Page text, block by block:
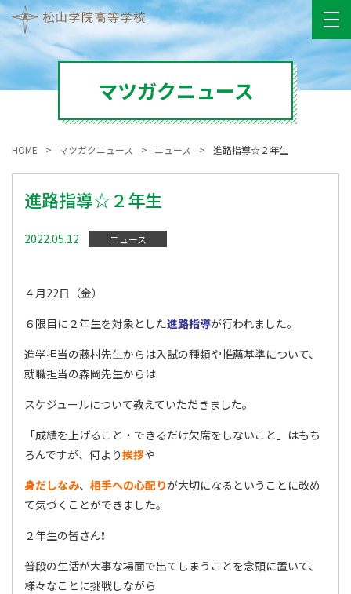
マツガクニュース
HOME マツガクニュース ニュース 進路指導☆２年生
進路指導☆２年生
2022.05.12 ニュース
４月22日（金）
６限目に２年生を対象とした進路指導が行われました。
進学担当の藤村先生からは入試の種類や推薦基準について、
就職担当の森岡先生からは
スケジュールについて教えていただきました。
「成績を上げること・できるだけ欠席をしないこと」はもち
ろんですが、何より挨拶や
身だしなみ、 相手への心配りが大切になるということに改め
て気づくことができました。
２年生の皆さん❗
普段の生活が大事な場面で出てしまうことを念頭に置いて、
様々なことに挑戦しながら